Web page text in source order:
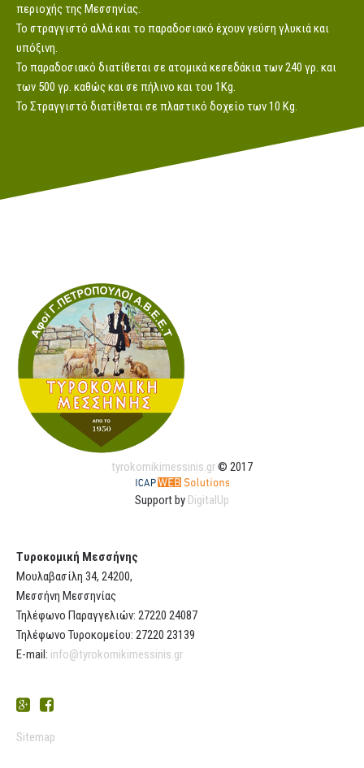
περιοχής της Μεσσηνίας.
Το στραγγιστό αλλά και το παραδοσιακό έχουν γεύση γλυκιά και
υπόξινη.
Το παραδοσιακό διατίθεται σε ατομικά κεσεδάκια των 240 γρ. και
των 500 γρ. καθώς και σε πήλινο και του 1Kg.
Το Στραγγιστό διατίθεται σε πλαστικό δοχείο των 10 Kg.
tyrokomikimessinis.gr© 2017
Support by DigitalUp
Τυροκομική Μεσσήνης
Μουλαβασίλη 34, 24200,
Μεσσήνη Μεσσηνίας
Τηλέφωνο Παραγγελιών: 27220 24087
Τηλέφωνο Τυροκομείου: 27220 23139
E-mail: info@tyrokomikimessinis.gr
Sitemap